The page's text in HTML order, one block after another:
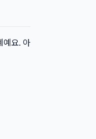
예요. 아